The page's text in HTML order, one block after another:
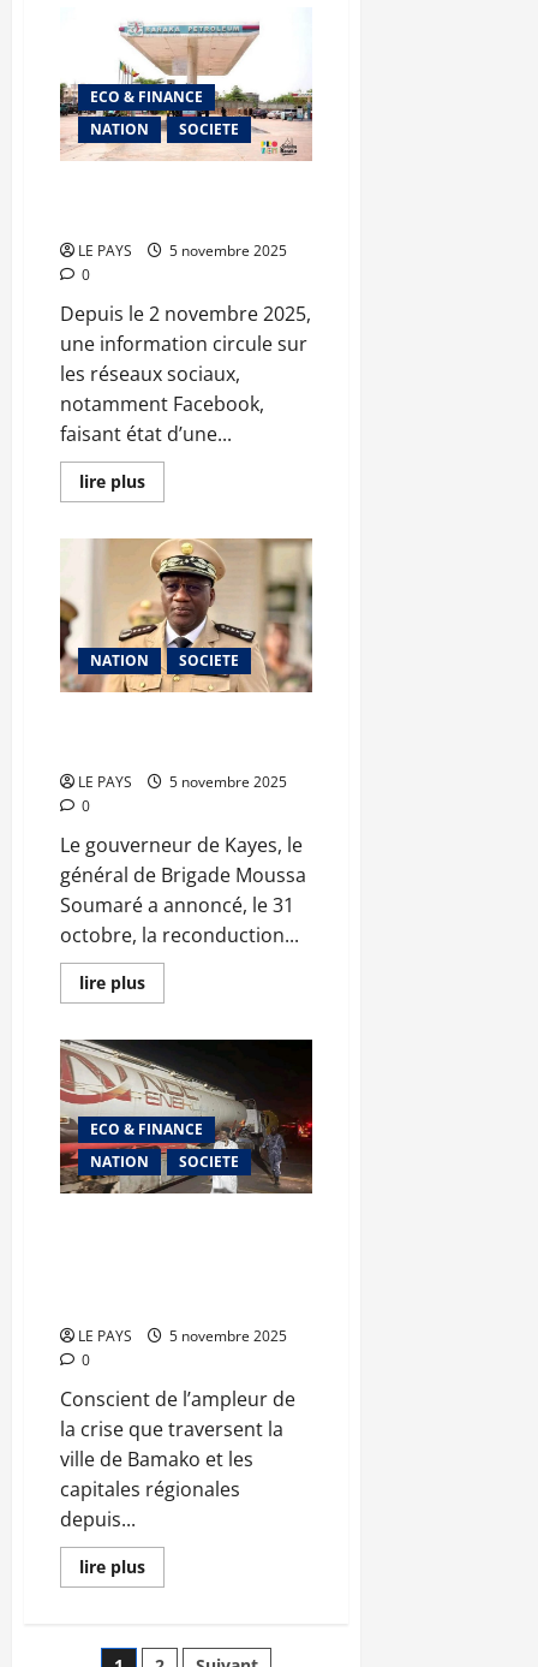
:
Le
Mali
terrasse
Barrick
Mining
devant
le
CIRDI
ECO & FINANCE
NATION
SOCIETE
LE PAYS
5 novembre 2025
0
Depuis le 2 novembre 2025,
une information circule sur
les réseaux sociaux,
notamment Facebook,
faisant état d’une...
lire plusEn
savoir
Fermeture
des
stations
Baraka
Petroleum
:
la
direction
dément
NATION SOCIETE
LE PAYS
5 novembre 2025
0
Le gouverneur de Kayes, le
général de Brigade Moussa
Soumaré a annoncé, le 31
octobre, la reconduction...
lire plusEn
savoir
:
le
couvre-
feu
prorogé
de
30
jours
ECO & FINANCE
NATION
SOCIETE
LE PAYS
5 novembre 2025
0
Conscient de l’ampleur de
la crise que traversent la
ville de Bamako et les
capitales régionales
depuis...
lire plusEn
savoir
de